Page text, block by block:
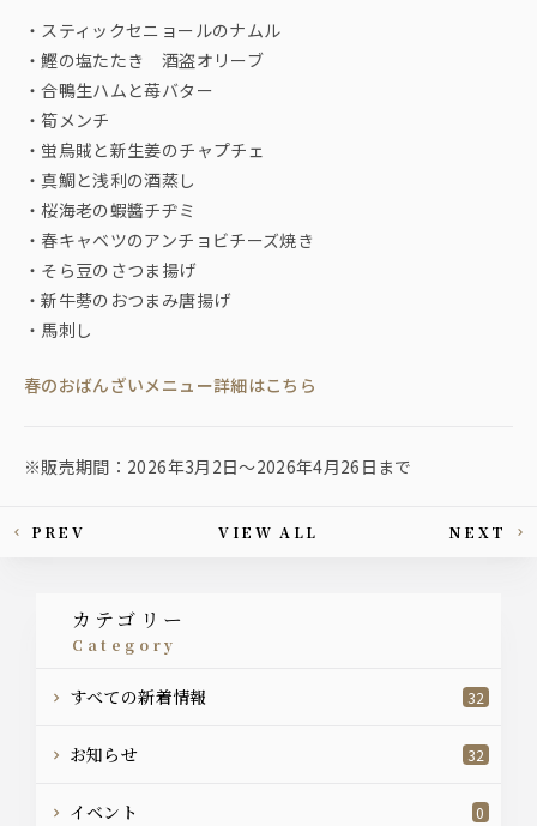
・スティックセニョールのナムル
・鰹の塩たたき 酒盗オリーブ
・合鴨生ハムと苺バター
・筍メンチ
・蛍烏賊と新生姜のチャプチェ
・真鯛と浅利の酒蒸し
・桜海老の蝦醬チヂミ
・春キャベツのアンチョビチーズ焼き
・そら豆のさつま揚げ
・新牛蒡のおつまみ唐揚げ
・馬刺し
春のおばんざいメニュー詳細はこちら
※販売期間：2026年3月2日〜2026年4月26日まで
This article's paging
PREV VIEW ALL NEXT
カテゴリー
category
すべての新着情報 32
お知らせ 32
イベント 0